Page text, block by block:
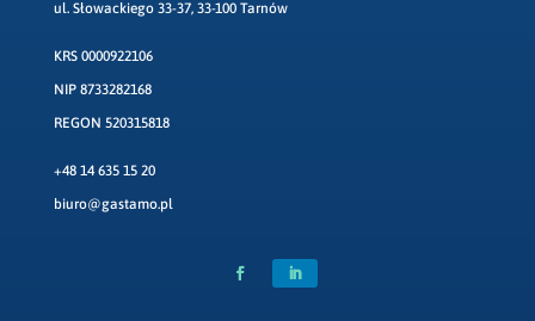
ul. Słowackiego 33-37, 33-100 Tarnów
KRS 0000922106
NIP 8733282168
REGON 520315818
+48 14 635 15 20
biuro@gastamo.pl